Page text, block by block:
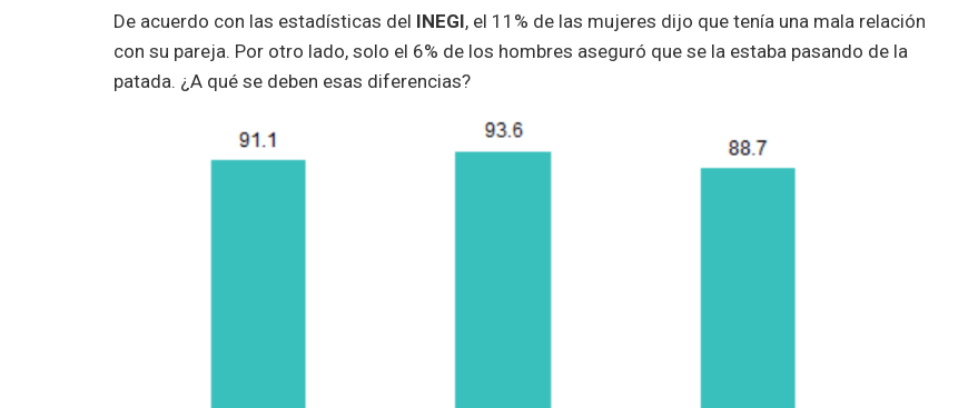
De acuerdo con las estadísticas del INEGI, el 11% de las mujeres dijo que tenía una mala relación
con su pareja. Por otro lado, solo el 6% de los hombres aseguró que se la estaba pasando de la
patada. ¿A qué se deben esas diferencias?